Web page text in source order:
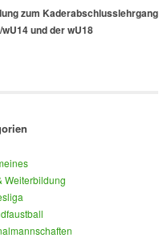
zum Kaderabschlusslehrgang
und der wU18
Weiterbildung